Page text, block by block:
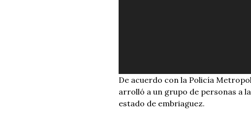
De acuerdo con la Policía
arrolló a un grupo de personas a
estado de embriaguez.